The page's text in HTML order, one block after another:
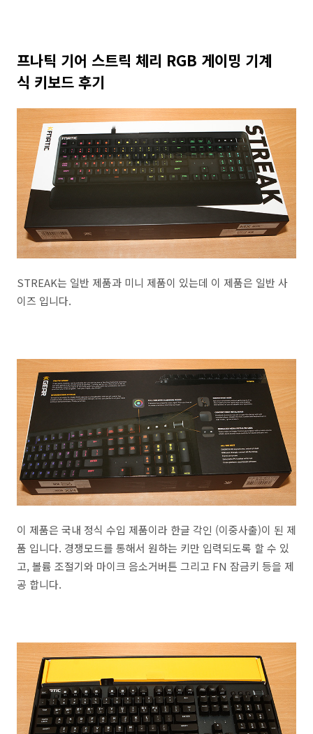
프나틱 기어 스트릭 체리 RGB 게이밍 기계
식 키보드 후기
STREAK는 일반 제품과 미니 제품이 있는데 이 제품은 일반 사
이즈 입니다.
이 제품은 국내 정식 수입 제품이라 한글 각인 (이중사출)이 된 제
품 입니다. 경쟁모드를 통해서 원하는 키만 입력되도록 할 수 있
고, 볼륨 조절기와 마이크 음소거버튼 그리고 FN 잠금키 등을 제
공 합니다.